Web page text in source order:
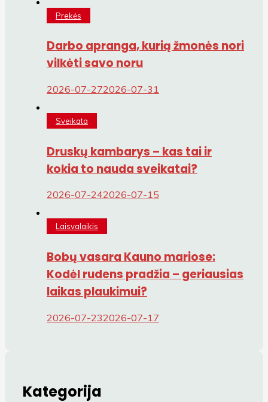
Prekės
Darbo apranga, kurią žmonės nori
vilkėti savo noru
2026-07-272026-07-31
Sveikata
Druskų kambarys – kas tai ir
kokia to nauda sveikatai?
2026-07-242026-07-15
Laisvalaikis
Bobų vasara Kauno mariose:
Kodėl rudens pradžia – geriausias
laikas plaukimui?
2026-07-232026-07-17
Kategorija